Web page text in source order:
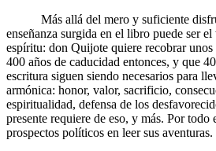
Más allá del mero y suficiente
enseñanza surgida en el libro puede ser
espíritu: don Quijote quiere recobrar unos
400 años de caducidad entonces, y que
escritura siguen siendo necesarios para
armónica: honor, valor, sacrificio,
espiritualidad, defensa de los
presente requiere de eso, y más. Por todo
prospectos políticos en leer sus aventuras.